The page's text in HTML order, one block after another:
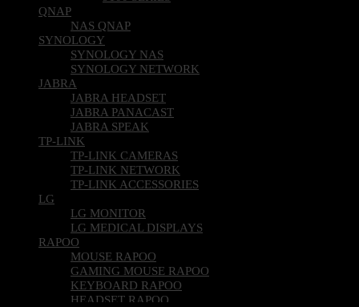
QNAP
NAS QNAP
SYNOLOGY
SYNOLOGY NAS
SYNOLOGY NETWORK
JABRA
JABRA HEADSET
JABRA PANACAST
JABRA SPEAK
TP-LINK
TP-LINK CAMERAS
TP-LINK NETWORK
TP-LINK ACCESSORIES
LG
LG MONITOR
LG MEDICAL DISPLAYS
RAPOO
MOUSE RAPOO
GAMING MOUSE RAPOO
KEYBOARD RAPOO
HEADSET RAPOO